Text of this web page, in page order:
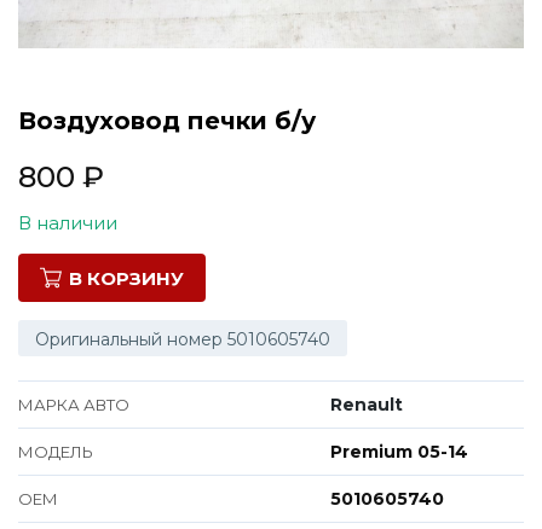
Все марки
Воздуховод печки б/у
800 ₽
В наличии
В КОРЗИНУ
Оригинальный номер 5010605740
МАРКА АВТО Renault
МОДЕЛЬ Premium 05-14
ОЕМ 5010605740